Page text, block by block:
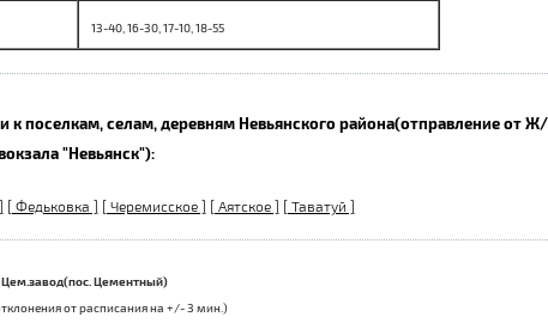
13-40, 16-30, 17-10, 18-55
к поселкам, селам, деревням Невьянского района(отправление от
"Невьянск"):
[ Федьковка ] [ Черемисское ] [ Аятское ] [ Таватуй ]
Цем.завод(пос. Цементный)
от расписания на +/- 3 мин.)